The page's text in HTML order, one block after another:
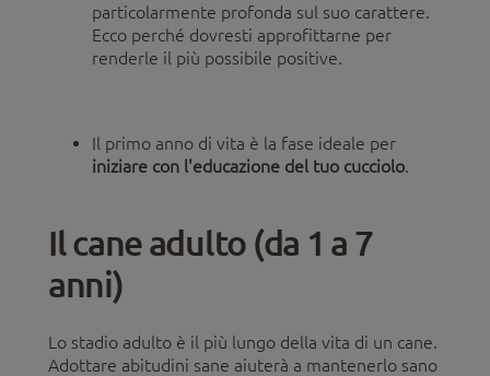
particolarmente profonda sul suo carattere.
Ecco perché dovresti approfittarne per
renderle il più possibile positive.
Il primo anno di vita è la fase ideale per
iniziare con l'educazione del tuo cucciolo.
Il cane adulto (da 1 a 7
anni)
Lo stadio adulto è il più lungo della vita di un cane.
Adottare abitudini sane aiuterà a mantenerlo sano